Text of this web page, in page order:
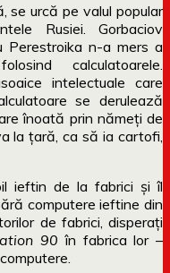
se urcă pe valul popular
Rusiei. Gorbaciov
Perestroika n-a mers a
calculatoarele.
intelectuale care
se derulează
înoată prin nămeți de
la țară, ca să ia cartofi,
ieftin de la fabrici și îl
computere ieftine din
de fabrici, disperați
90 în fabrica lor –